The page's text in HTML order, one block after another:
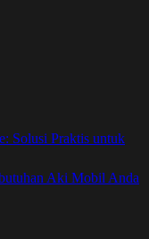
Solusi Praktis untuk
Aki Mobil Anda